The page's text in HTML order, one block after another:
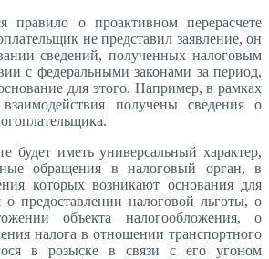
правило о проактивном перерасчете
не представил заявление, он
сведений, полученных налоговым
с федеральными законами за период,
для этого. Например, в рамках
взаимодействия получены сведения о
будет иметь универсальный характер,
обращения в налоговый орган, в
которых возникают основания для
о предоставлении налоговой льготы, о
объекта налогообложения, о
налога в отношении транспортного
в розыске в связи с его угоном